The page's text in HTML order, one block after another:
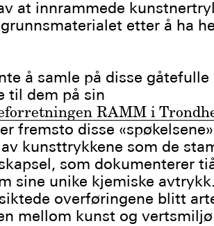
at innrammede
etter å ha
å samle på disse
til dem på sin
RAMM i
fremsto disse
kunsttrykkene som de
som dokumenterer
sine unike kjemiske
overføringene blitt
mellom kunst og